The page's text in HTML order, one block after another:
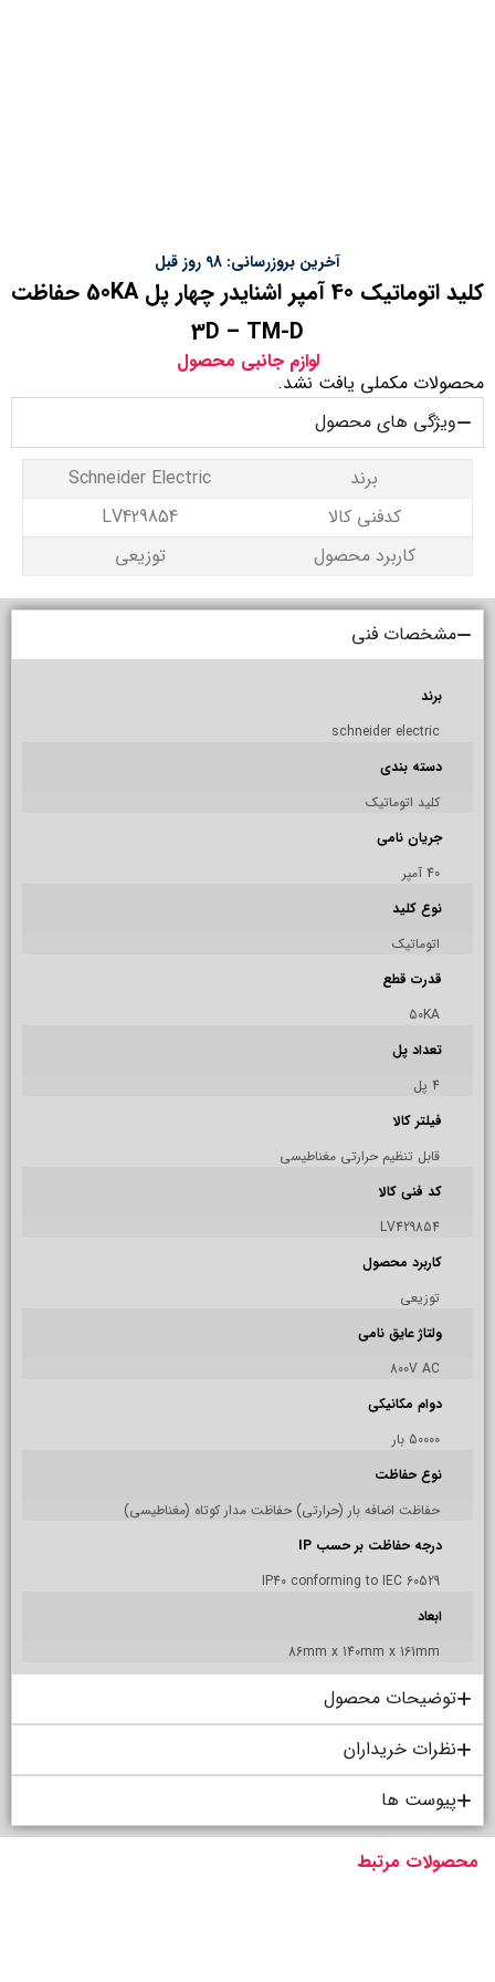
آخرین بروزرسانی: 98 روز قبل
کلید اتوماتیک 40 آمپر اشنایدر چهار پل 50KA حفاظت
3D – TM-D
لوازم جانبی محصول
محصولات مکملی یافت نشد.
ویژگی های محصول
برند
Schneider Electric
کدفنی کالا
LV429854
کاربرد محصول
توزیعی
مشخصات فنی
برند
schneider electric
دسته بندی
کلید اتوماتیک
جریان نامی
40 آمپر
نوع کلید
اتوماتیک
قدرت قطع
50KA
تعداد پل
4 پل
فیلتر کالا
قابل تنظیم حرارتی مغناطیسی
کد فنی کالا
LV429854
کاربرد محصول
توزیعی
ولتاژ عایق نامی
800V AC
دوام مکانیکی
50000 بار
نوع حفاظت
حفاظت اضافه بار (حرارتی) حفاظت مدار کوتاه (مغناطیسی)
درجه حفاظت بر حسب IP
IP40 conforming to IEC 60529
ابعاد
86mm x 140mm x 161mm
توضیحات محصول
نظرات خریداران
پیوست ها
محصولات مرتبط